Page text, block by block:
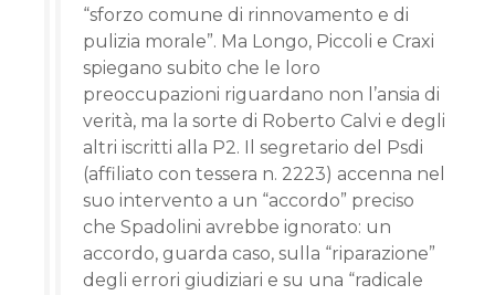
“sforzo comune di rinnovamento e di
pulizia morale”. Ma Longo, Piccoli e Craxi
spiegano subito che le loro
preoccupazioni riguardano non l’ansia di
verità, ma la sorte di Roberto Calvi e degli
altri iscritti alla P2. Il segretario del Psdi
(affiliato con tessera n. 2223) accenna nel
suo intervento a un “accordo” preciso
che Spadolini avrebbe ignorato: un
accordo, guarda caso, sulla “riparazione”
degli errori giudiziari e su una “radicale